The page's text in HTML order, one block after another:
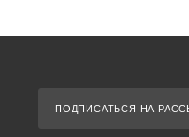
ПОДПИСАТЬСЯ НА